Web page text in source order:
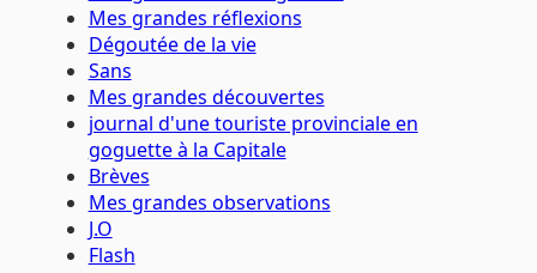
Mes grandes réflexions
Dégoutée de la vie
Sans
Mes grandes découvertes
journal d'une touriste provinciale en
goguette à la Capitale
Brèves
Mes grandes observations
J.O
Flash